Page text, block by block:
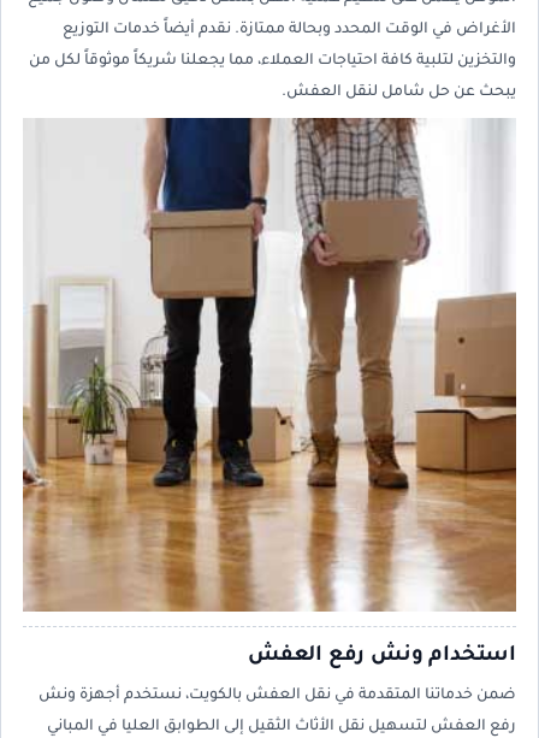
الأغراض في الوقت المحدد وبحالة ممتازة. نقدم أيضاً خدمات التوزيع
والتخزين لتلبية كافة احتياجات العملاء، مما يجعلنا شريكاً موثوقاً لكل من
يبحث عن حل شامل لنقل العفش.
استخدام ونش رفع العفش
ضمن خدماتنا المتقدمة في نقل العفش بالكويت، نستخدم أجهزة ونش
رفع العفش لتسهيل نقل الأثاث الثقيل إلى الطوابق العليا في المباني